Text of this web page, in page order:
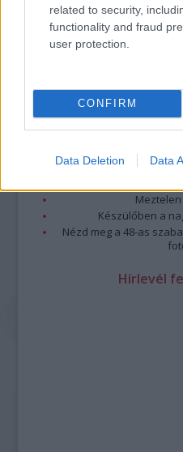
related to security,
functionality and fraud
user protection.
CONFIRM
Data Deletion Data
Megdöbbentő
Top 10: ezek a
A 10
Megjöttek a
A forradalom egy
Készülőben a
Nézd meg a 48-as
Hírlevél